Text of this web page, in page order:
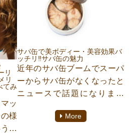
クどのような違いがあるので
しょうか？二つの栄養価の違
いに関してダイエット専門駒
『TRAINER’S GYM (トレー
ナーズジム)』にてパーソナル
トレーニングをしておりま
す、【吉村祥子】がご紹介さ
リ
リ
てみ
ッ
様
意
サバ缶で美ボディー・美容効果バ
ッチリ‼︎サバ缶の魅力
近年のサバ缶ブームでスーパ
ーからサバ缶がなくなったと
ニュースで話題になりまし
ッチリ、ダイエットにもとっ
More